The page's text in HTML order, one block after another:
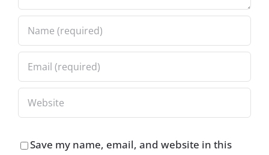
Save my name, email, and website in this